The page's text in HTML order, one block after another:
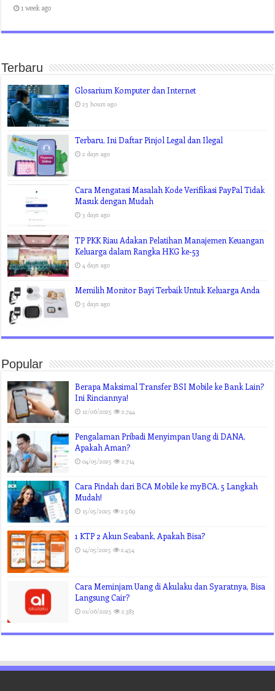
1 week ago
Terbaru
Glosarium Komputer dan Internet
23 hours ago
Terbaru, Ini Daftar Pinjol Legal dan Ilegal
2 days ago
Cara Mengatasi Masalah Kode Verifikasi PayPal Tidak
Masuk dengan Mudah
3 days ago
TP PKK Riau Adakan Pelatihan Manajemen Keuangan
Keluarga dalam Rangka HKG ke-53
4 days ago
Memilih Monitor Bayi Terbaik Untuk Keluarga Anda
5 days ago
Popular
Berapa Maksimal Transfer BSI Mobile ke Bank Lain?
Ini Rinciannya!
12/06/2025 2,744
Pengalaman Pribadi Menyimpan Uang di DANA,
Apakah Aman?
04/05/2025 2,714
Cara Pindah dari BCA Mobile ke myBCA, 5 Langkah
Mudah!
15/05/2025 2,569
1 KTP 2 Akun Seabank, Apakah Bisa?
14/05/2025 2,454
Cara Meminjam Uang di Akulaku dan Syaratnya, Bisa
Langsung Cair?
01/06/2025 2,383